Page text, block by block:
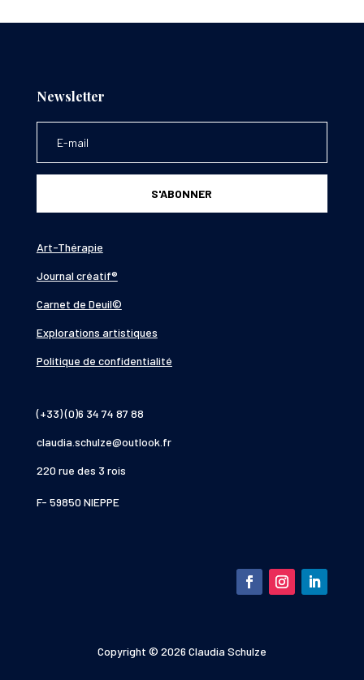
Newsletter
S'ABONNER
Art-Thérapie
Journal créatif®
Carnet de Deuil©
Explorations artistiques
Politique de confidentialité
(+33) (0)6 34 74 87 88
claudia.schulze@outlook.fr
220 rue des 3 rois
F- 59850 NIEPPE
Copyright © 2026 Claudia Schulze